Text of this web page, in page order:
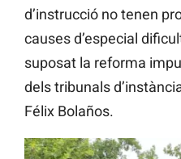
d’instrucció no tenen
causes d’especial
suposat la reforma
dels tribunals
Félix Bolaños.